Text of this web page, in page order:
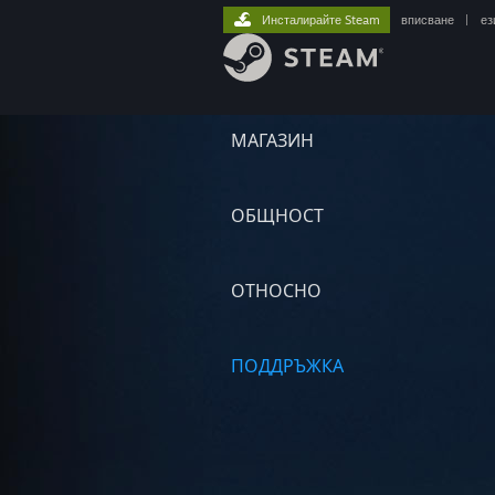
МАГАЗИН
ОБЩНОСТ
ОТНОСНО
ПОДДРЪЖКА
Инсталирайте Steam вписване